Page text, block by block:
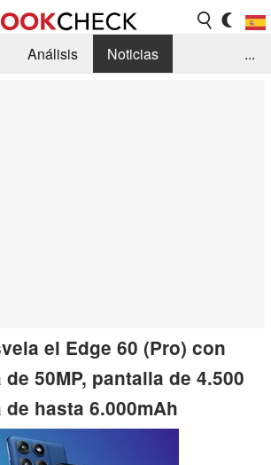
Análisis
Noticias
...
el Edge 60 (Pro) con
50MP, pantalla de 4.500
hasta 6.000mAh